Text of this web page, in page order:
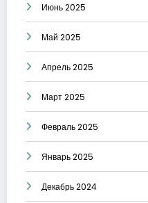
Июнь 2025
Май 2025
Апрель 2025
Март 2025
Февраль 2025
Январь 2025
Декабрь 2024